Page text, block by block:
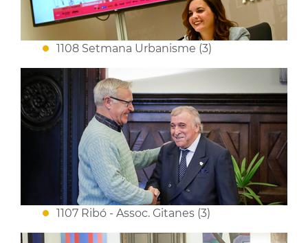
1108 Setmana Urbanisme (3)
1107 Ribó - Assoc. Gitanes (3)